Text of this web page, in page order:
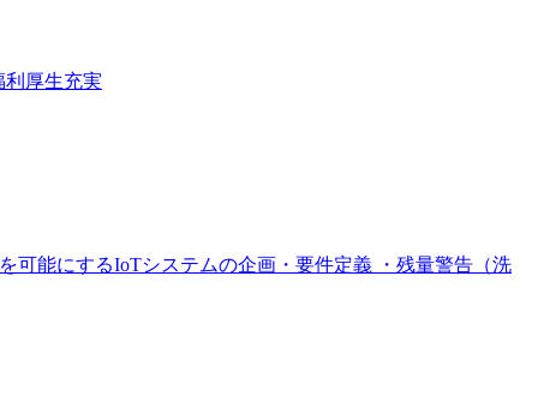
厚生充実
能にするIoTシステムの企画・要件定義 ・残量警告（洗